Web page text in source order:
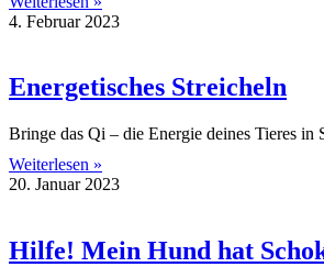
4. Februar 2023
Energetisches Streicheln
Bringe das Qi – die Energie deines Tieres in
Weiterlesen »
20. Januar 2023
Hilfe! Mein Hund hat